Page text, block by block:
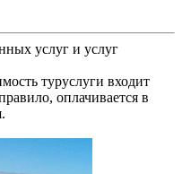
услуг и услуг
туруслуги входит
оплачивается в